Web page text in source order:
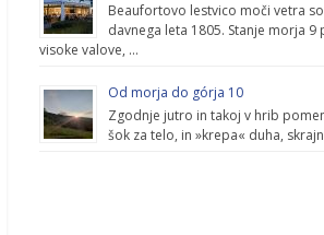
Beaufortovo lestvico moči vetra
davnega leta 1805. Stanje morja 9
visoke valove, …
Od morja do górja 10
Zgodnje jutro in takoj v hrib
šok za telo, in »krepa« duha,